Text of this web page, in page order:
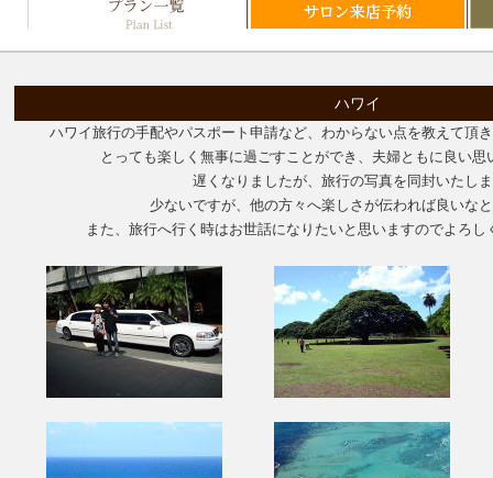
ハワイ
ハワイ旅行の手配やパスポート申請など、わからない点を教えて頂
とっても楽しく無事に過ごすことができ、夫婦ともに良い思
遅くなりましたが、旅行の写真を同封いたし
少ないですが、他の方々へ楽しさが伝われば良いな
また、旅行へ行く時はお世話になりたいと思いますのでよろし